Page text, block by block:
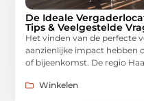
De Ideale
Tips & Veelgestelde
Het vinden van de perfecte
aanzienlijke impact hebben
of bijeenkomst. De regio
Winkelen